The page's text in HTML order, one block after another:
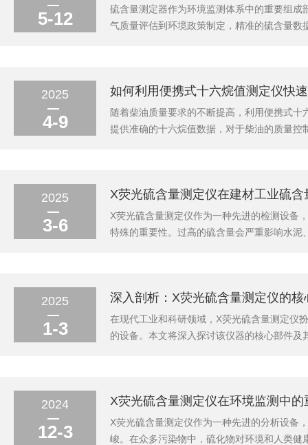
5-12
硫含量测定器作为环境监测体系中的重要组
气质量评估到环境政策制定，精准的硫含量
2025
4-9
如何利用便携式十六烷值测定仪快
随着柴油质量要求的不断提高，利用便携式
提供准确的十六烷值数据，对于柴油的质量
2025
3-6
X荧光硫含量测定仪在建材工业硫
X荧光硫含量测定仪作为一种先进的检测设备
特殊的重要性。过高的硫含量会严重影响水
2025
1-3
深入剖析：X荧光硫含量测定仪的核
在现代工业和科研领域，X荧光硫含量测定仪
的设备。本文将深入探讨该仪器的核心部件
2024
12-3
X荧光硫含量测定仪在环境监测中的
X荧光硫含量测定仪作为一种先进的分析设备
峻。在众多污染物中，硫化物对环境和人类